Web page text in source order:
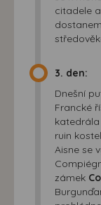
citadele
3. den:
Dnešní
Francké
katedrála
ruin
Aisne se
zámek